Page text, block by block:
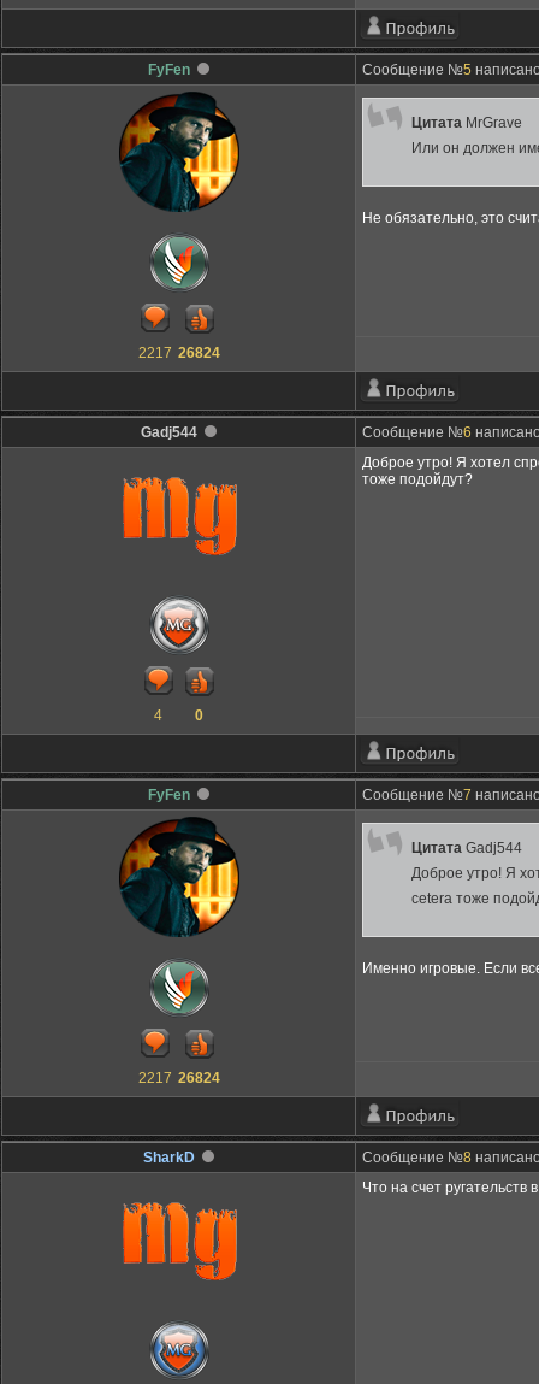
FyFen Сообщение №5
2217 26824
Цитата MrGrave
Или он должен
Не обязательно, это
Gadj544 Сообщение №6
4 0
Доброе утро! Я хотел
тоже подойдут?
FyFen Сообщение №7
2217 26824
Цитата Gadj544
Доброе утро! Я
cetera тоже
Именно игровые. Если
SharkD Сообщение №8
Что на счет